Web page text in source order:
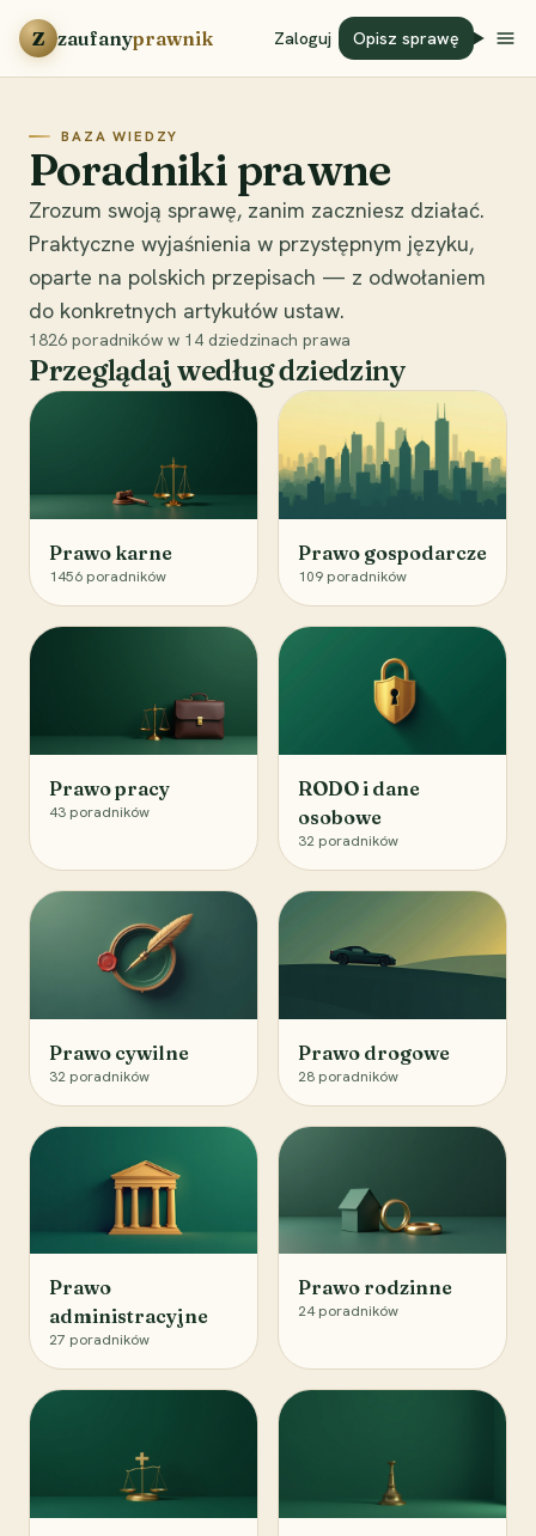
Przejdź do treści
Z zaufanyprawnik Zaloguj Opisz sprawę
BAZA WIEDZY
Poradniki prawne
Zrozum swoją sprawę, zanim zaczniesz działać.
Praktyczne wyjaśnienia w przystępnym języku,
oparte na polskich przepisach — z odwołaniem
do konkretnych artykułów ustaw.
1826 poradników w 14 dziedzinach prawa
Przeglądaj według dziedziny
Prawo karne
1456 poradników
Prawo gospodarcze
109 poradników
Prawo pracy
43 poradników
RODO i dane
osobowe
32 poradników
Prawo cywilne
32 poradników
Prawo drogowe
28 poradników
Prawo
administracyjne
27 poradników
Prawo rodzinne
24 poradników